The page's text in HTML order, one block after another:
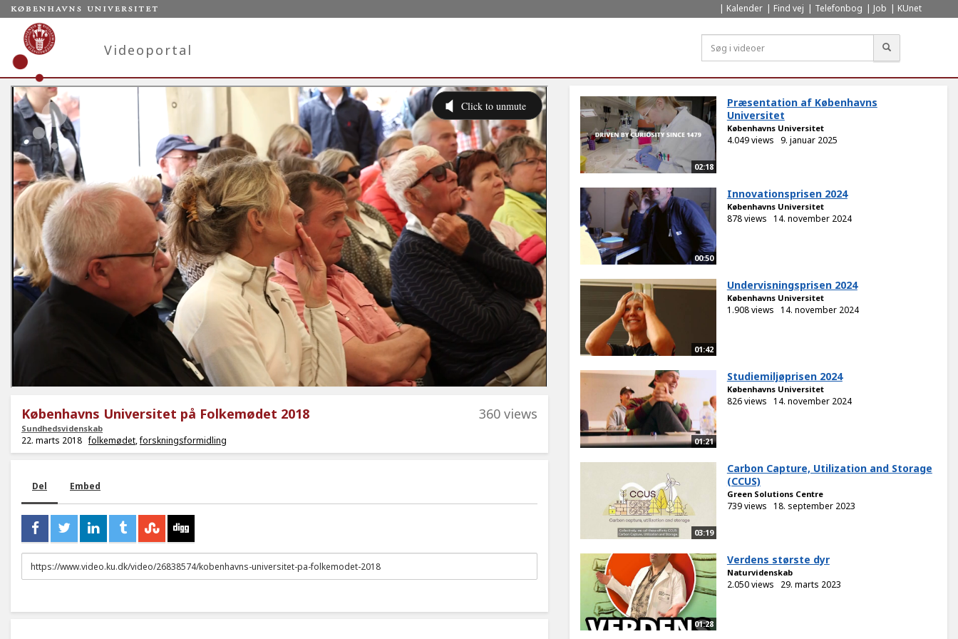
Kalender Find vej Telefonbog Job KUnet
Videoportal
Københavns Universitet på Folkemødet 2018
Sundhedsvidenskab
360 views
22. marts 2018 folkemødet,forskningsformidling
Del Embed
URL
to
02:18
Præsentation af Københavns
Universitet
Københavns Universitet
4.049 views 9. januar 2025
00:50
Innovationsprisen 2024
Københavns Universitet
878 views 14. november 2024
01:42
Undervisningsprisen 2024
Københavns Universitet
1.908 views 14. november 2024
01:21
Studiemiljøprisen 2024
Københavns Universitet
826 views 14. november 2024
03:19
Carbon Capture, Utilization and Storage
(CCUS)
Green Solutions Centre
739 views 18. september 2023
01:28
Verdens største dyr
Naturvidenskab
2.050 views 29. marts 2023